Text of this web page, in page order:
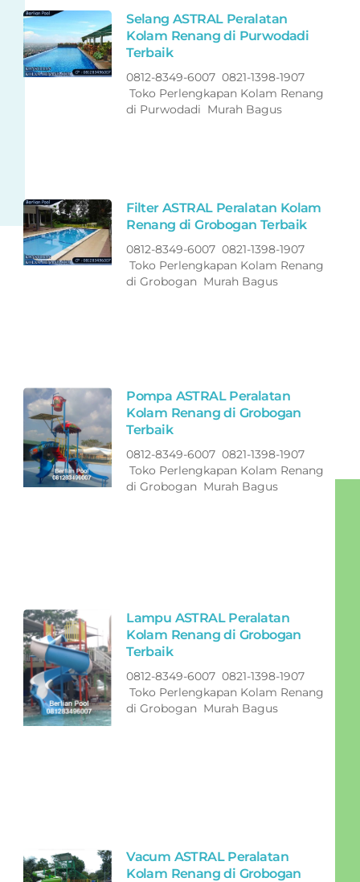
Selang ASTRAL Peralatan
Kolam Renang di Purwodadi
Terbaik
0812-8349-6007 0821-1398-1907
Toko Perlengkapan Kolam Renang
di Purwodadi Murah Bagus
Filter ASTRAL Peralatan Kolam
Renang di Grobogan Terbaik
0812-8349-6007 0821-1398-1907
Toko Perlengkapan Kolam Renang
di Grobogan Murah Bagus
Pompa ASTRAL Peralatan
Kolam Renang di Grobogan
Terbaik
0812-8349-6007 0821-1398-1907
Toko Perlengkapan Kolam Renang
di Grobogan Murah Bagus
Lampu ASTRAL Peralatan
Kolam Renang di Grobogan
Terbaik
0812-8349-6007 0821-1398-1907
Toko Perlengkapan Kolam Renang
di Grobogan Murah Bagus
Vacum ASTRAL Peralatan
Kolam Renang di Grobogan